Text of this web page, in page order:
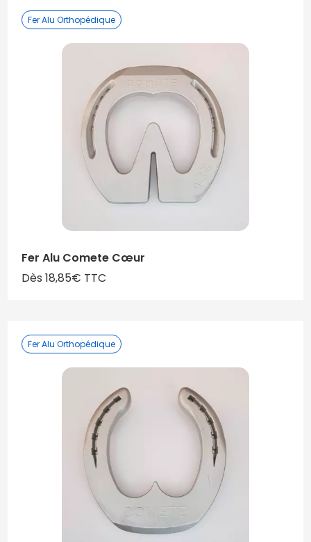
Fer Alu Orthopédique
Fer Alu Comete Cœur
Dès 18,85€ TTC
Fer Alu Orthopédique